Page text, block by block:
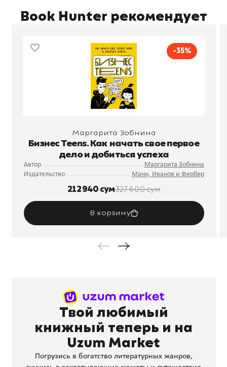
Book Hunter рекомендует
-35%
Маргарита Зобнина
Бизнес Teens. Как начать свое первое
дело и добиться успеха
Автор
Маргарита Зобнина
Издательство
Манн, Иванов и Фербер
212 940 сум327 600 сум
В корзину
Твой любимый
книжный теперь и на
Uzum Market
Погрузись в богатство литературных жанров,